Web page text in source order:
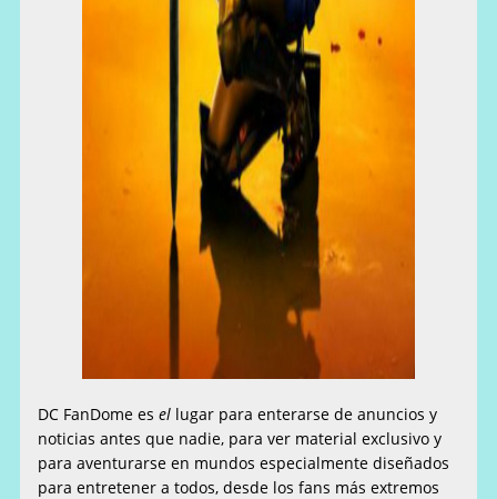
DC FanDome esel lugar para enterarse de anuncios y
noticias antes que nadie, para ver material exclusivo y
para aventurarse en mundos especialmente diseñados
para entretener a todos, desde los fans más extremos